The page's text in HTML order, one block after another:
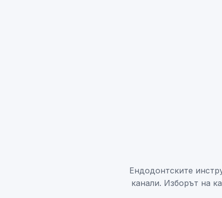
Ендодонтските
канали. Изборът на